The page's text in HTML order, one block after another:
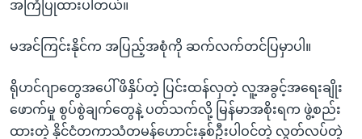
အကြံပြုထားပါတယ်။
မအင်ကြင်းနိုင်က အပြည့်အစုံကို ဆက်လက်တင်ပြမှာပါ။
ရိုဟင်ဂျာတွေအပေါ် ဖိနှိပ်တဲ့ ပြင်းထန်လှတဲ့ လူ့အခွင့်အရေးချိုး
ဖောက်မှု စွပ်စွဲချက်တွေနဲ့ ပတ်သက်လို့ မြန်မာအစိုးရက ဖွဲ့စည်း
ထားတဲ့ နိုင်ငံတကာသံတမန်ဟောင်းနှစ်ဦးပါဝင်တဲ့ လွတ်လပ်တဲ့